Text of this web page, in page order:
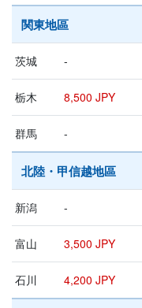
関東地區
茨城 -
栃木 8,500 JPY
群馬 -
北陸・甲信越地區
新潟 -
富山 3,500 JPY
石川 4,200 JPY